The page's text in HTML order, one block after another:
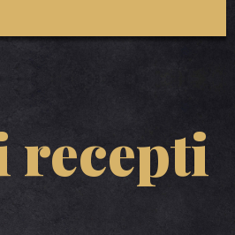
recepti